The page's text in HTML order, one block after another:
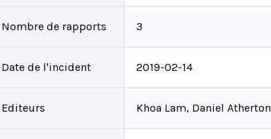
Nombre de rapports 3
Date de l'incident 2019-02-14
Editeurs Khoa Lam, Daniel Atherton